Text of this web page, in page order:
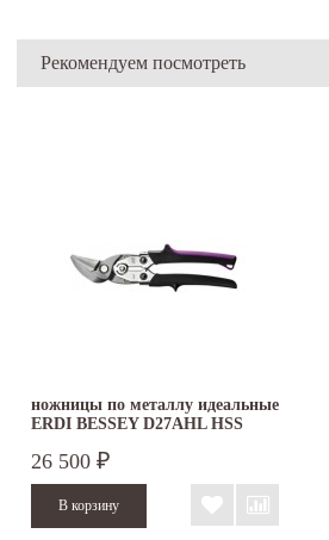
Рекомендуем посмотреть
ножницы по металлу идеальные
ERDI BESSEY D27AHL HSS
26 500 ₽